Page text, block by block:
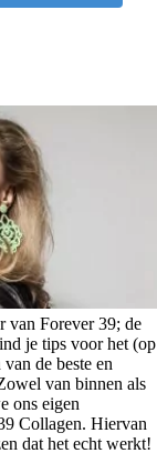
van Forever 39; de
je tips voor het (op
de beste en
van binnen als
ons eigen
Collagen. Hiervan
dat het echt werkt!